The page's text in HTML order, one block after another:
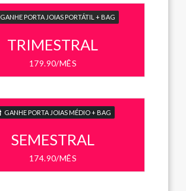
GANHE PORTA JOIAS PORTÁTIL + BAG
TRIMESTRAL
179.90/MÊS
GANHE PORTA JOIAS MÉDIO + BAG
SEMESTRAL
174.90/MÊS